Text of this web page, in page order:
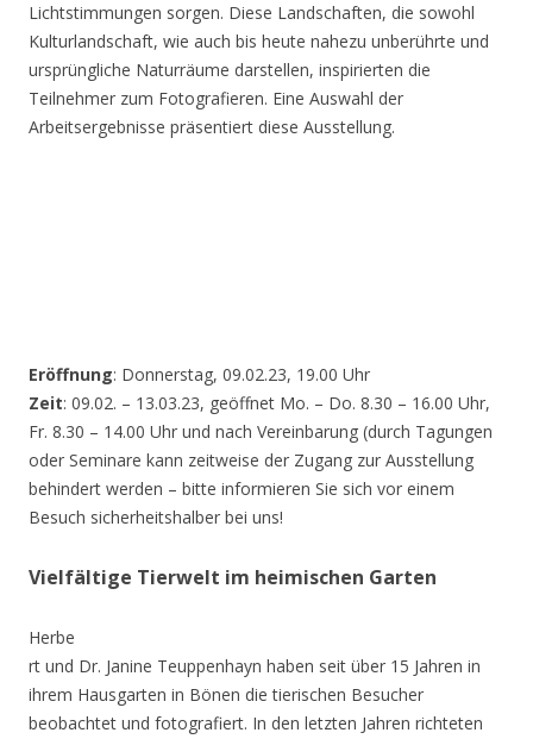
Lichtstimmungen sorgen. Diese Landschaften, die sowohl
Kulturlandschaft, wie auch bis heute nahezu unberührte und
ursprüngliche Naturräume darstellen, inspirierten die
Teilnehmer zum Fotografieren. Eine Auswahl der
Arbeitsergebnisse präsentiert diese Ausstellung.
Eröffnung: Donnerstag, 09.02.23, 19.00 Uhr
Zeit: 09.02. – 13.03.23, geöffnet Mo. – Do. 8.30 – 16.00 Uhr,
Fr. 8.30 – 14.00 Uhr und nach Vereinbarung (durch Tagungen
oder Seminare kann zeitweise der Zugang zur Ausstellung
behindert werden – bitte informieren Sie sich vor einem
Besuch sicherheitshalber bei uns!
Vielfältige Tierwelt im heimischen Garten
Herbe
rt und Dr. Janine Teuppenhayn haben seit über 15 Jahren in
ihrem Hausgarten in Bönen die tierischen Besucher
beobachtet und fotografiert. In den letzten Jahren richteten